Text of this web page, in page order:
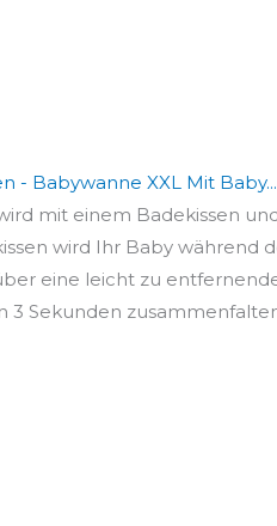
- Babywanne XXL Mit Baby...
mit einem Badekissen
wird Ihr Baby während
eine leicht zu
3 Sekunden